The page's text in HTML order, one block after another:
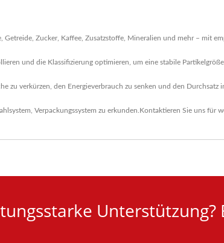
Getreide, Zucker, Kaffee, Zusatzstoffe, Mineralien und mehr – mit
und die Klassifizierung optimieren, um eine stabile
zu verkürzen, den Energieverbrauch zu senken und den Durchsatz
Verpackungssystem zu erkunden. Kontaktieren Sie uns für
Unterstützung?